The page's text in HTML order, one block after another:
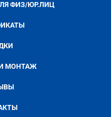
ФИЗ/ЮР.ЛИЦ
МОНТАЖ